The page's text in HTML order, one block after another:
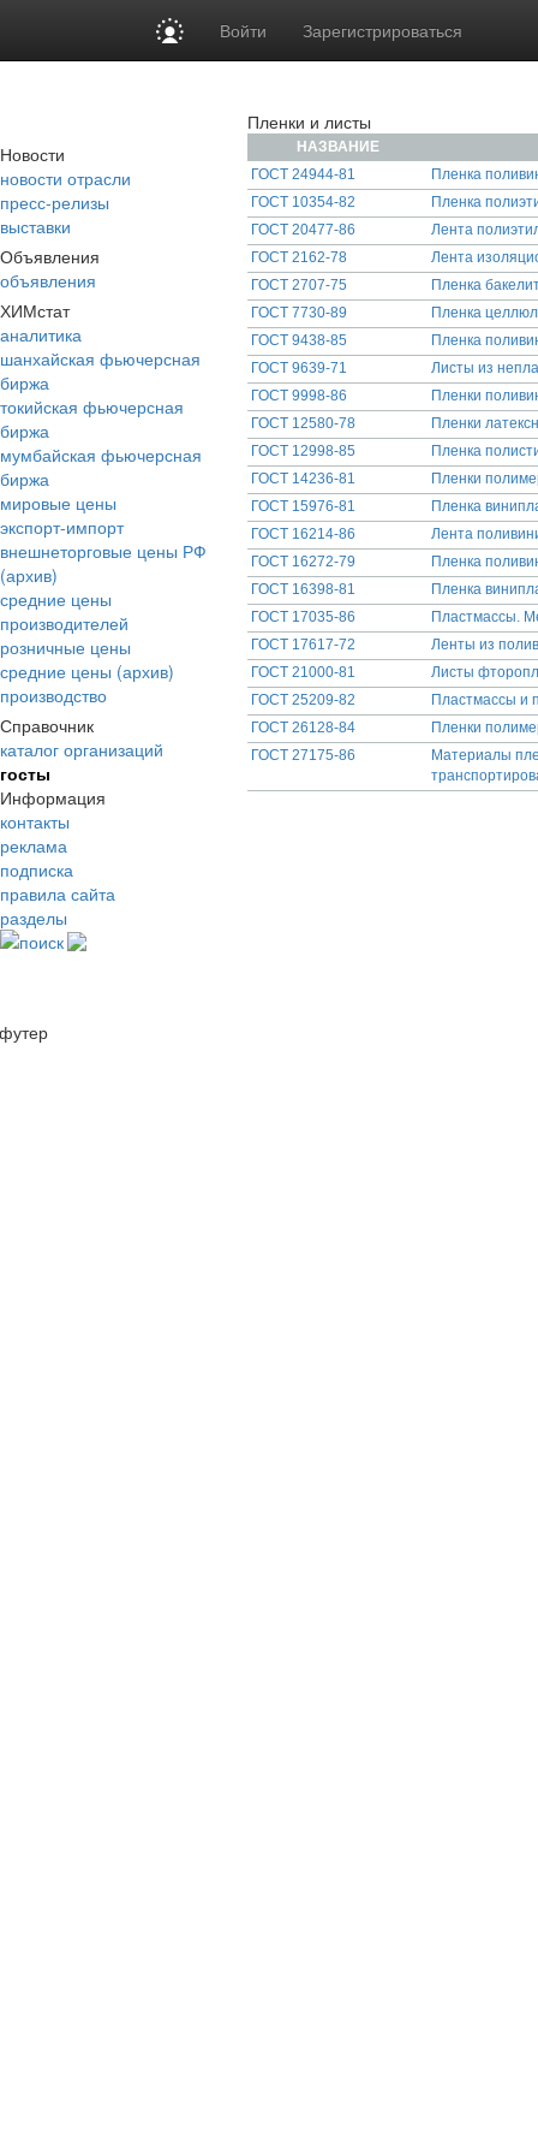
Войти Зарегистрироваться
Новости
новости отрасли
пресс-релизы
выставки
Объявления
объявления
ХИМстат
аналитика
шанхайская фьючерсная
биржа
токийская фьючерсная
биржа
мумбайская фьючерсная
биржа
мировые цены
экспорт-импорт
внешнеторговые цены РФ
(архив)
средние цены
производителей
розничные цены
средние цены (архив)
производство
Справочник
каталог организаций
госты
Информация
контакты
реклама
подписка
правила сайта
разделы
поиск
Пленки и листы
НАЗВАНИЕ
ГОСТ 24944-81
Пленка
ГОСТ 10354-82
Пленка
ГОСТ 20477-86
Лента
ГОСТ 2162-78
Лента
ГОСТ 2707-75
Пленка
ГОСТ 7730-89
Пленка
ГОСТ 9438-85
Пленка
ГОСТ 9639-71
Листы из
ГОСТ 9998-86
Пленки
ГОСТ 12580-78
Пленки
ГОСТ 12998-85
Пленка
ГОСТ 14236-81
Пленки
ГОСТ 15976-81
Пленка
ГОСТ 16214-86
Лента
ГОСТ 16272-79
Пленка
ГОСТ 16398-81
Пленка
ГОСТ 17035-86
Пластмассы.
ГОСТ 17617-72
Ленты из
ГОСТ 21000-81
Листы
ГОСТ 25209-82
Пластмассы и
ГОСТ 26128-84
Пленки
ГОСТ 27175-86
Материалы
футер